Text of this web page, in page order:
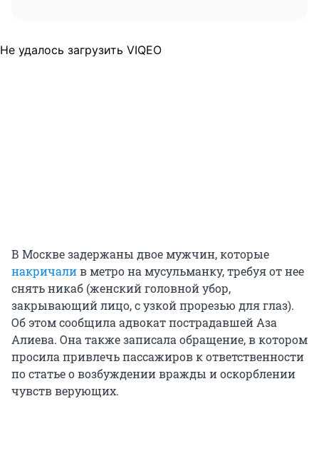
Не удалось загрузить VIQEO
В Москве задержаны двое мужчин, которые
накричалив метро на мусульманку, требуя от нее
снять никаб (женский головной убор,
закрывающий лицо, с узкой прорезью для глаз).
Об этом сообщила адвокат пострадавшей Аза
Алиева. Она также записала обращение, в котором
просила привлечь пассажиров к ответственности
по статье о возбуждении вражды и оскорблении
чувств верующих.